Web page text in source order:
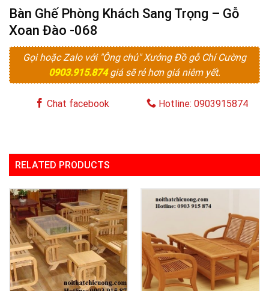
Bàn Ghế Phòng Khách Sang Trọng – Gỗ
Xoan Đào -068
Gọi hoặc Zalo với "Ông chủ" Xưởng Đồ gỗ Chí Cường
0903.915.874giá sẽ rẻ hơn giá niêm yết.
Chat facebook Hotline: 0903915874
RELATED PRODUCTS